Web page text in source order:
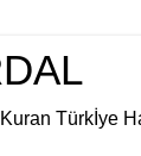
Türkİye